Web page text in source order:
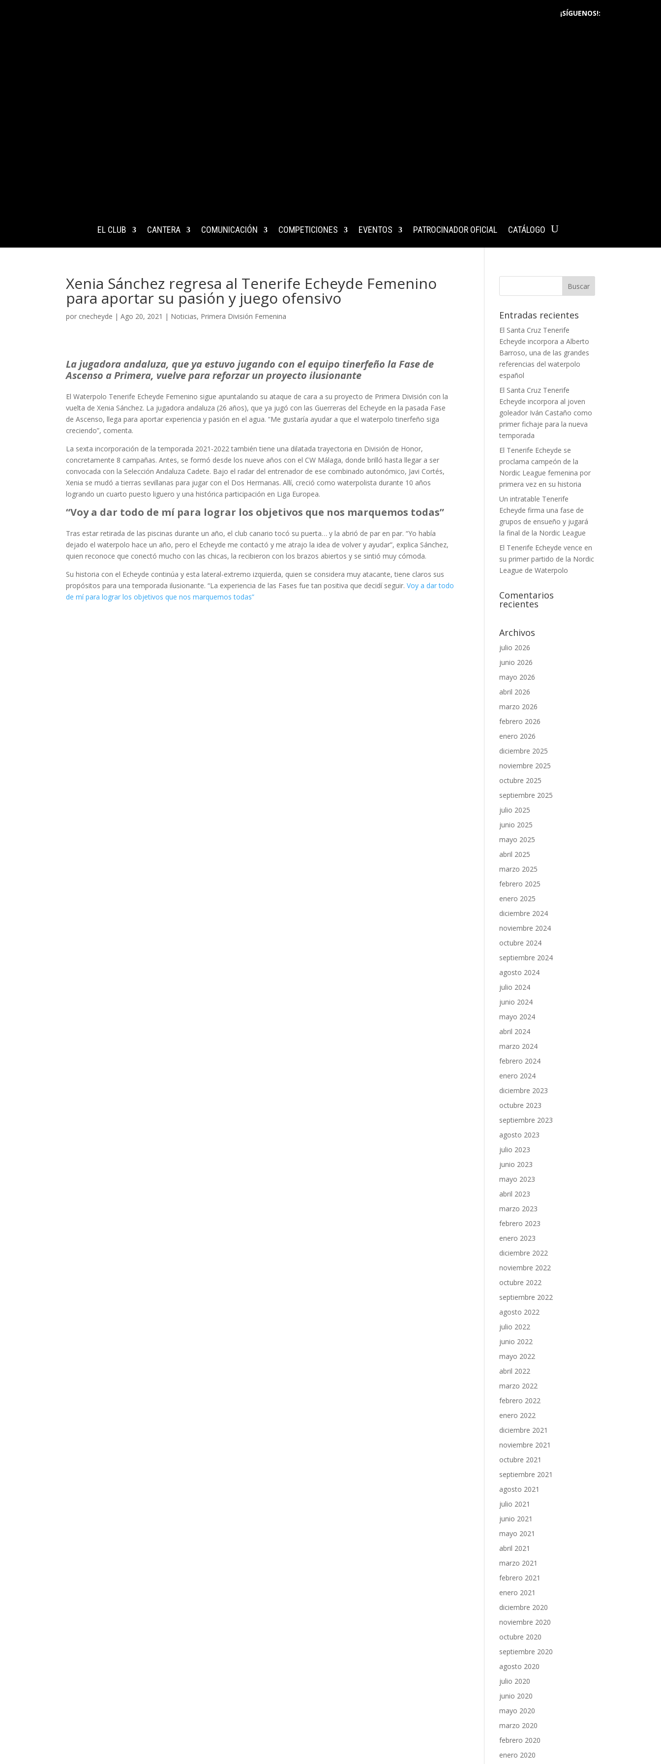
¡SÍGUENOS!:
EL CLUB CANTERA COMUNICACIÓN COMPETICIONES EVENTOS PATROCINADOR OFICIAL CATÁLOGO
Xenia Sánchez regresa al Tenerife Echeyde Femenino
para aportar su pasión y juego ofensivo
por cnecheyde |Ago 20, 2021 | Noticias, Primera División Femenina
La jugadora andaluza, que ya estuvo jugando con el equipo tinerfeño la Fase de
Ascenso a Primera, vuelve para reforzar un proyecto ilusionante
El Waterpolo Tenerife Echeyde Femenino sigue apuntalando su ataque de cara a su proyecto de Primera División con la
vuelta de Xenia Sánchez. La jugadora andaluza (26 años), que ya jugó con las Guerreras del Echeyde en la pasada Fase
de Ascenso, llega para aportar experiencia y pasión en el agua. “Me gustaría ayudar a que el waterpolo tinerfeño siga
creciendo”, comenta.
La sexta incorporación de la temporada 2021-2022 también tiene una dilatada trayectoria en División de Honor,
concretamente 8 campañas. Antes, se formó desde los nueve años con el CW Málaga, donde brilló hasta llegar a ser
convocada con la Selección Andaluza Cadete. Bajo el radar del entrenador de ese combinado autonómico, Javi Cortés,
Xenia se mudó a tierras sevillanas para jugar con el Dos Hermanas. Allí, creció como waterpolista durante 10 años
logrando un cuarto puesto liguero y una histórica participación en Liga Europea.
“Voy a dar todo de mí para lograr los objetivos que nos marquemos todas”
Tras estar retirada de las piscinas durante un año, el club canario tocó su puerta… y la abrió de par en par. “Yo había
dejado el waterpolo hace un año, pero el Echeyde me contactó y me atrajo la idea de volver y ayudar”, explica Sánchez,
quien reconoce que conectó mucho con las chicas, la recibieron con los brazos abiertos y se sintió muy cómoda.
Su historia con el Echeyde continúa y esta lateral-extremo izquierda, quien se considera muy atacante, tiene claros sus
propósitos para una temporada ilusionante. “La experiencia de las Fases fue tan positiva que decidí seguir.Voy a dar todo
de mí para lograr los objetivos que nos marquemos todas”
Entradas recientes
El Santa Cruz Tenerife
Echeyde incorpora a Alberto
Barroso, una de las grandes
referencias del waterpolo
español
El Santa Cruz Tenerife
Echeyde incorpora al joven
goleador Iván Castaño como
primer fichaje para la nueva
temporada
El Tenerife Echeyde se
proclama campeón de la
Nordic League femenina por
primera vez en su historia
Un intratable Tenerife
Echeyde firma una fase de
grupos de ensueño y jugará
la final de la Nordic League
El Tenerife Echeyde vence en
su primer partido de la Nordic
League de Waterpolo
Comentarios
recientes
Archivos
julio 2026
junio 2026
mayo 2026
abril 2026
marzo 2026
febrero 2026
enero 2026
diciembre 2025
noviembre 2025
octubre 2025
septiembre 2025
julio 2025
junio 2025
mayo 2025
abril 2025
marzo 2025
febrero 2025
enero 2025
diciembre 2024
noviembre 2024
octubre 2024
septiembre 2024
agosto 2024
julio 2024
junio 2024
mayo 2024
abril 2024
marzo 2024
febrero 2024
enero 2024
diciembre 2023
octubre 2023
septiembre 2023
agosto 2023
julio 2023
junio 2023
mayo 2023
abril 2023
marzo 2023
febrero 2023
enero 2023
diciembre 2022
noviembre 2022
octubre 2022
septiembre 2022
agosto 2022
julio 2022
junio 2022
mayo 2022
abril 2022
marzo 2022
febrero 2022
enero 2022
diciembre 2021
noviembre 2021
octubre 2021
septiembre 2021
agosto 2021
julio 2021
junio 2021
mayo 2021
abril 2021
marzo 2021
febrero 2021
enero 2021
diciembre 2020
noviembre 2020
octubre 2020
septiembre 2020
agosto 2020
julio 2020
junio 2020
mayo 2020
marzo 2020
febrero 2020
enero 2020